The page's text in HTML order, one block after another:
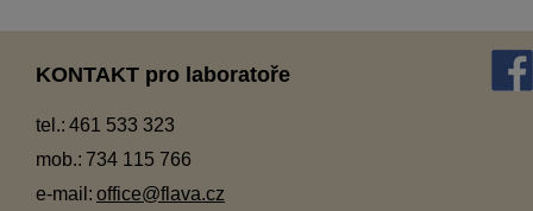
KONTAKT pro laboratoře
tel.: 461 533 323
mob.: 734 115 766
e-mail: office@flava.cz